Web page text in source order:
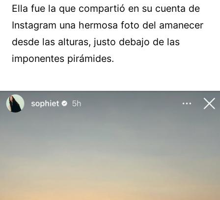
Ella fue la que compartió en su cuenta de
Instagram una hermosa foto del amanecer
desde las alturas, justo debajo de las
imponentes pirámides.